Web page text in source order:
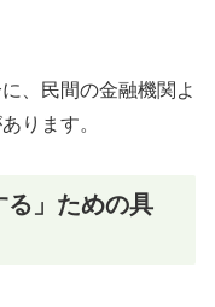
、民間の金融機関よ
ります。
る」ための具